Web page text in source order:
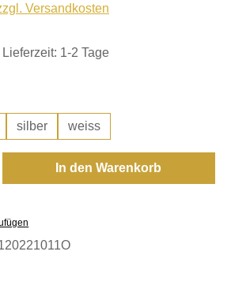
Versandkosten
1-2 Tage
silber weiss
Gib den gewünschten
In den Warenkorb